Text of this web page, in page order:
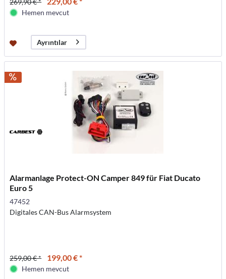
Hemen mevcut
Ayrıntılar
Alarmanlage Protect-ON Camper 849 für Fiat Ducato
Euro 5
47452
Digitales CAN-Bus Alarmsystem
259,00 € * 199,00 € *
Hemen mevcut